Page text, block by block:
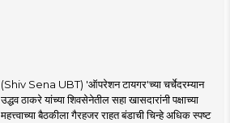
(Shiv Sena UBT) 'ऑपरेशन टायगर'च्या चर्चेदरम्यान
उद्धव ठाकरे यांच्या शिवसेनेतील सहा खासदारांनी पक्षाच्या
महत्त्वाच्या बैठकीला गैरहजर राहत बंडाची चिन्हे अधिक स्पष्ट